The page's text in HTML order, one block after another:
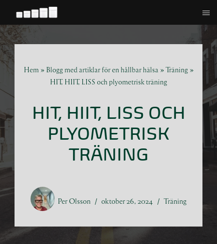
Hoppa
till
innehåll
Hem» Blogg med artiklar för en hållbar hälsa» Träning»
HIT, HIIT, LISS och plyometrisk träning
HIT, HIIT, LISS OCH
PLYOMETRISK
TRÄNING
Per Olsson oktober 26, 2024 Träning